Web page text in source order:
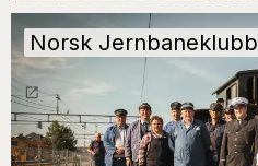
Norsk Jernbaneklubb